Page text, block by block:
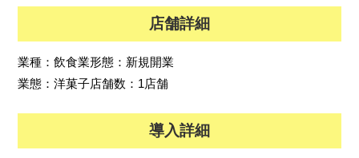
店舗詳細
業種：飲食業形態： 新規開業
業態：洋菓子店舗数： 1店舗
導入詳細